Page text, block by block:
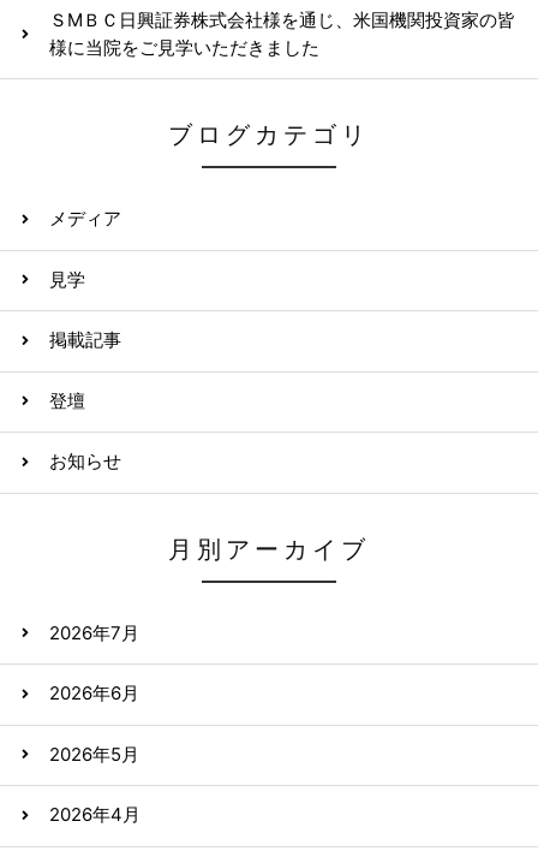
ＳМＢＣ日興証券株式会社様を通じ、米国機関投資家の皆
様に当院をご見学いただきました
ブログカテゴリ
メディア
見学
掲載記事
登壇
お知らせ
月別アーカイブ
2026年7月
2026年6月
2026年5月
2026年4月